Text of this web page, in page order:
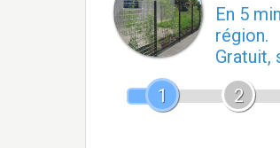
En 5
région.
Gratuit,
1
2